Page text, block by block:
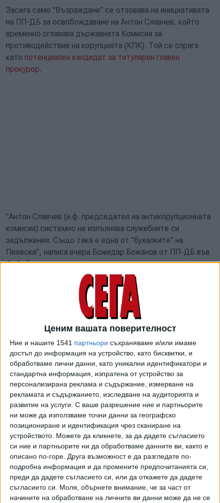
Ценим вашата поверителност
Ние и нашите 1541 партньори съхраняваме и/или имаме
достъп до информация на устройство, като бисквитки, и
обработваме лични данни, като уникални идентификатори и
стандартна информация, изпратена от устройство за
персонализирана реклама и съдържание, измерване на
рекламата и съдържанието, изследване на аудиторията и
развитие на услуги. С ваше разрешение ние и партньорите
ни може да използваме точни данни за географско
позициониране и идентификация чрез сканиране на
устройството. Можете да кликнете, за да дадете съгласието
си ние и партньорите ни да обработваме данните ви, както е
описано по-горе. Друга възможност е да разгледате по-
подробна информация и да промените предпочитанията си,
преди да дадете съгласието си, или да откажете да дадете
съгласието си.
Моля, обърнете внимание, че за част от
начините на обработване на личните ви данни може да не се
Засега само "Възраждане" се отзовава на инициативата
на ПП-ДБ за освобождаване на Антон Славчев, който
временно оглавява държавната Комисия за
противодействие на корупцията (КПК). Той се спряга
като потенциален кандидат за титулярен главен
прокурор.
"Антон Славчев (и.ф. председател на антикорупционната
комисия) системно не изпълнява служебните си
задължения. Също така е една от "бухалките" на
Пеевски", написа вчера Божидар Божанов от ПП-ДБ във
Фейсбук.
Десните подготвиха проект на решение за
освобождаването на Славчев, но трябва да намерят 80
депутатски подписа за внасянето му. Със собствени
сили обаче не могат да постигнат тази бройка и затова
търсят съдействието на другите парламентарни групи и
на независимите депутати. Днес следобеда лидерът на
"Възраждане" Костадин Костадинов съобщи пред
журналистите в Народното събрание, че след разговор
със съпредседателя на ПП-ДБ Кирил Петков е решил,
че партията му ще подкрепи инициативата.
"Изчерпана е цялата политическа система в България,
която е "затапена" от хора на Пеевски. Така че, дори
един да можем да махнем сега, пак е едно добро начало
... Когато говорим за Пеевски, който стои начело на
държавата, и хора, които са предложени от него, там
имаме два много простички избора: или с Пеевски, или
против Пеевски. Ние сме против Пеевски", обяви
Костадинов.